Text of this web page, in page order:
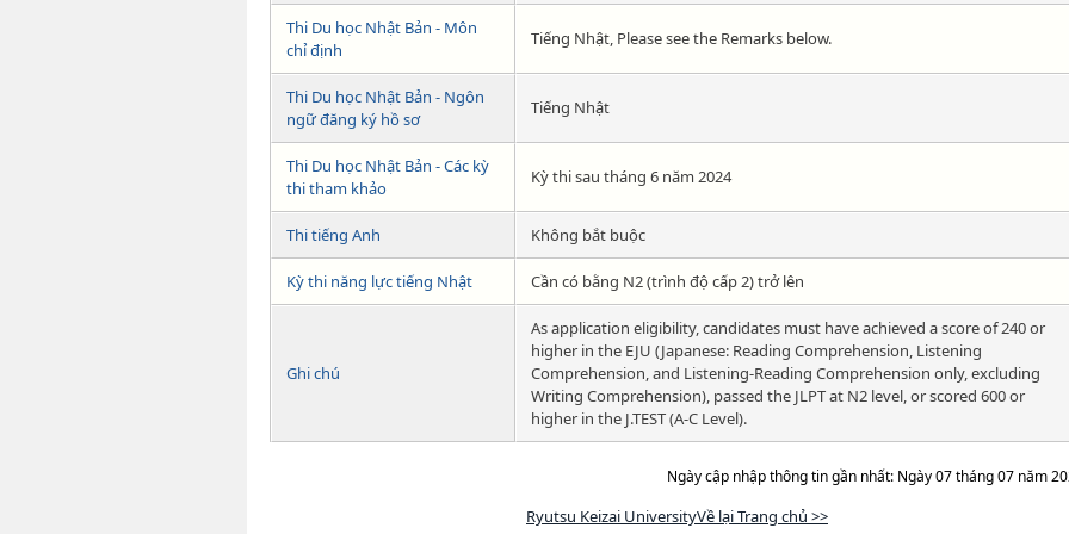
Thi Du học Nhật Bản - Môn
chỉ định
Tiếng Nhật, Please see the Remarks below.
Thi Du học Nhật Bản - Ngôn
ngữ đăng ký hồ sơ
Tiếng Nhật
Thi Du học Nhật Bản - Các kỳ
thi tham khảo
Kỳ thi sau tháng 6 năm 2024
Thi tiếng Anh Không bắt buộc
Kỳ thi năng lực tiếng Nhật Cần có bằng N2 (trình độ cấp 2) trở lên
Ghi chú
As application eligibility, candidates must have achieved a score of 240 or
higher in the EJU (Japanese: Reading Comprehension, Listening
Comprehension, and Listening-Reading Comprehension only, excluding
Writing Comprehension), passed the JLPT at N2 level, or scored 600 or
higher in the J.TEST (A-C Level).
Ngày cập nhập thông tin gần nhất: Ngày 07 tháng 07 năm
Ryutsu Keizai UniversityVề lại Trang chủ >>